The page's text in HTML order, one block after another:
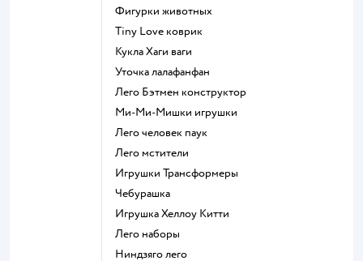
Фигурки животных
Tiny Love коврик
Кукла Хаги ваги
Уточка лалафанфан
Лего Бэтмен конструктор
Ми-Ми-Мишки игрушки
Лего человек паук
Лего мстители
Игрушки Трансформеры
Чебурашка
Игрушка Хеллоу Китти
Лего наборы
Ниндзяго лего